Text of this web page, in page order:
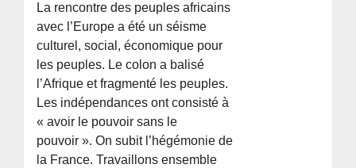
La rencontre des peuples africains
avec l’Europe a été un séisme
culturel, social, économique pour
les peuples. Le colon a balisé
l’Afrique et fragmenté les peuples.
Les indépendances ont consisté à
« avoir le pouvoir sans le
pouvoir ». On subit l’hégémonie de
la France. Travaillons ensemble